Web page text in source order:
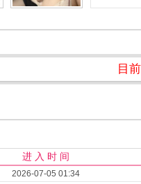
目
进 入 时 间
2026-07-05 01:34